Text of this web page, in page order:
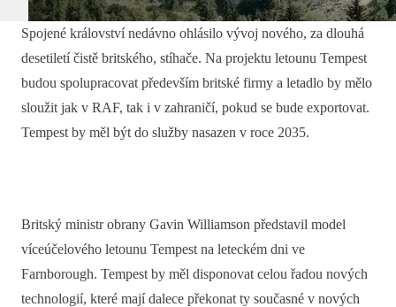
Spojené království nedávno ohlásilo vývoj nového, za dlouhá
desetiletí čistě britského, stíhače. Na projektu letounu Tempest
budou spolupracovat především britské firmy a letadlo by mělo
sloužit jak v RAF, tak i v zahraničí, pokud se bude exportovat.
Tempest by měl být do služby nasazen v roce 2035.
Britský ministr obrany Gavin Williamson představil model
víceúčelového letounu Tempest na leteckém dni ve
Farnborough. Tempest by měl disponovat celou řadou nových
technologií, které mají dalece překonat ty současné v nových